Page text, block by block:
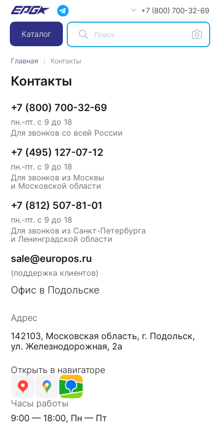
+7 (800) 700-32-69
Каталог
Главная Контакты
Контакты
+7 (800) 700-32-69
пн.-пт. с 9 до 18
Для звонков со всей России
+7 (495) 127-07-12
пн.-пт. с 9 до 18
Для звонков из Москвы
и Московской области
+7 (812) 507-81-01
пн.-пт. с 9 до 18
Для звонков из Санкт-Петербурга
и Ленинградской области
sale@europos.ru
(поддержка клиентов)
Офис в Подольске
Адрес
142103, Московская область, г. Подольск,
ул. Железнодорожная, 2а
Часы работы
9:00 — 18:00, Пн — Пт
Открыть в навигаторе